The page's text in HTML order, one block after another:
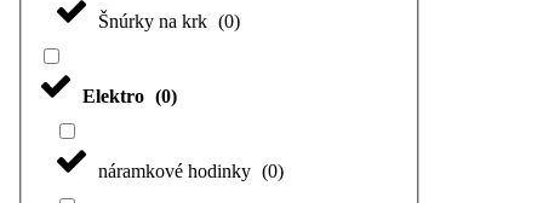
Šnúrky na krk (0)
Elektro (0)
náramkové hodinky (0)